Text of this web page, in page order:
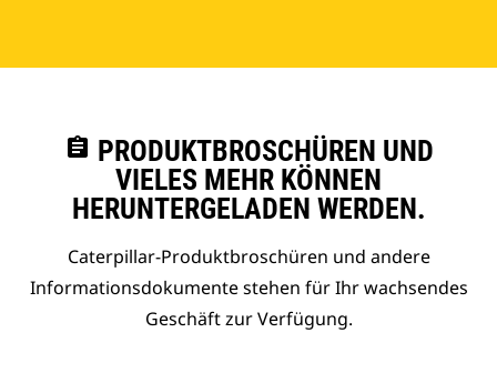
assignment PRODUKTBROSCHÜREN UND
VIELES MEHR KÖNNEN
HERUNTERGELADEN WERDEN.
Caterpillar-Produktbroschüren und andere
Informationsdokumente stehen für Ihr wachsendes
Geschäft zur Verfügung.